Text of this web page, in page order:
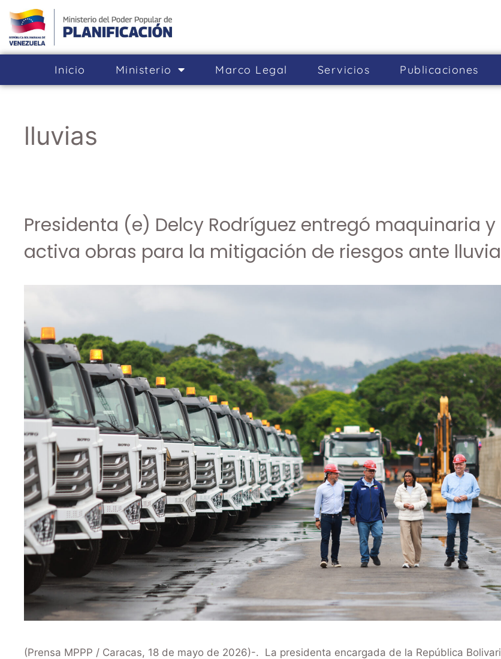
Inicio Ministerio Marco Legal Servicios Publicaciones
lluvias
Presidenta (e) Delcy Rodríguez entregó maquinaria y
activa obras para la mitigación de riesgos ante
(Prensa MPPP / Caracas, 18 de mayo de 2026)-. La presidenta encargada de la República